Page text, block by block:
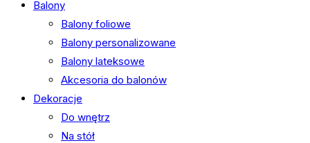
Balony
Balony foliowe
Balony personalizowane
Balony lateksowe
Akcesoria do balonów
Dekoracje
Do wnętrz
Na stół